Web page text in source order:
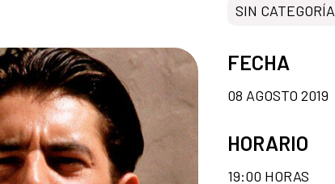
SIN CATEGORÍA
FECHA
08 AGOSTO 2019
HORARIO
19:00 HORAS